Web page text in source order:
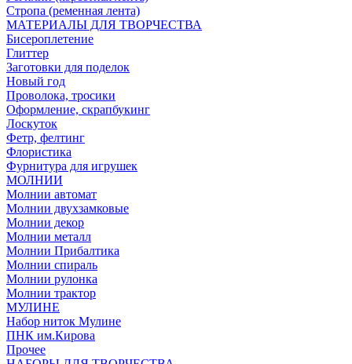
Стропа (ременная лента)
МАТЕРИАЛЫ ДЛЯ ТВОРЧЕСТВА
Бисероплетение
Глиттер
Заготовки для поделок
Новый год
Проволока, тросики
Оформление, скрапбукинг
Лоскуток
Фетр, фелтинг
Флористика
Фурнитура для игрушек
МОЛНИИ
Молнии автомат
Молнии двухзамковые
Молнии декор
Молнии металл
Молнии Прибалтика
Молнии спираль
Молнии рулонка
Молнии трактор
МУЛИНЕ
Набор ниток Мулине
ПНК им.Кирова
Прочее